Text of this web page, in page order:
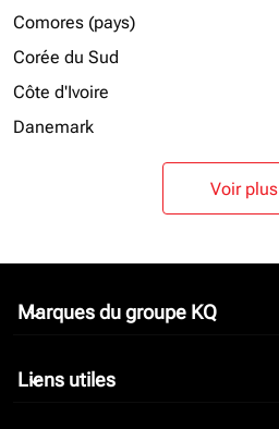
Comores (pays)
Corée du Sud
Côte d'Ivoire
Danemark
Voir plus
Marques du groupe KQ
keyboard_arrow_down
Liens utiles
keyboard_arrow_down